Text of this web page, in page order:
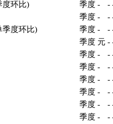
度环比)
季度 - -
季度 - -
季度环比)
季度 - -
季度 元 -
季度 - -
季度 - -
季度 - -
季度 - -
季度 - -
季度 - -